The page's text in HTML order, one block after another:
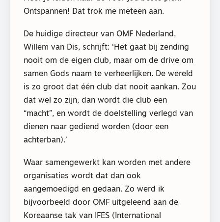
Ontspannen! Dat trok me meteen aan.
De huidige directeur van OMF Nederland,
Willem van Dis, schrijft: ‘Het gaat bij zending
nooit om de eigen club, maar om de drive om
samen Gods naam te verheerlijken. De wereld
is zo groot dat één club dat nooit aankan. Zou
dat wel zo zijn, dan wordt die club een
“macht”, en wordt de doelstelling verlegd van
dienen naar gediend worden (door een
achterban).’
Waar samengewerkt kan worden met andere
organisaties wordt dat dan ook
aangemoedigd en gedaan. Zo werd ik
bijvoorbeeld door OMF uitgeleend aan de
Koreaanse tak van IFES (International